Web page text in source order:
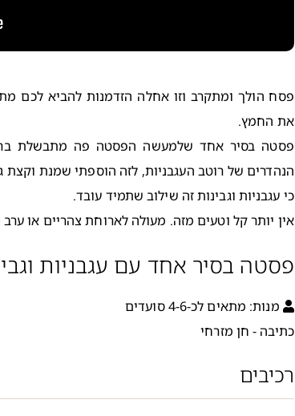
פסח הולך ומתקרב וזו אחלה הזדמנות להביא לכם
את החמץ.
פסטה בסיר אחד שלמעשה הפסטה פה מתבשלת
הנהדרים של רוטב העגבניות, לזה הוספתי שמנת וקצת
כי עגבניות וגבינות זה שילוב שתמיד עובד.
אין יותר קל וטעים מזה. מעולה לארוחת צהריים או
פסטה בסיר אחד עם עגבניות
מנות: מתאים לכ-4-6 סועדים
כתיבה - חן מזרחי
רכיבים